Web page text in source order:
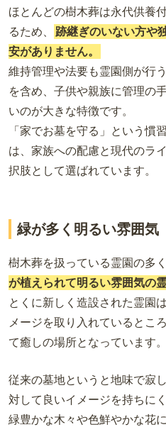
ほとんどの樹木葬は永代供養
るため、
跡継ぎのいない方や
安がありません。
維持管理や法要も霊園側が行
を含め、子供や親族に管理の
いのが大きな特徴です。
「家でお墓を守る」という慣
は、家族への配慮と現代のラ
択肢として選ばれています。
緑が多く明るい雰囲気
樹木葬を扱っている霊園の多く
が植えられて明るい雰囲気の
とくに新しく造設された霊園
メージを取り入れているとこ
て癒しの場所となっています。
従来の墓地というと地味で寂
対して良いイメージを持ちに
緑豊かな木々や色鮮やかな花